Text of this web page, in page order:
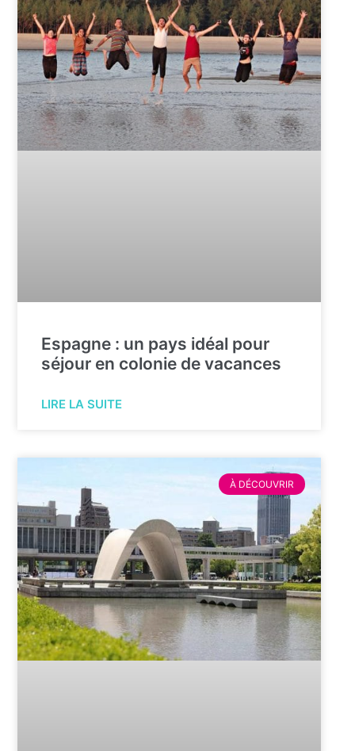
Espagne : un pays idéal pour
séjour en colonie de vacances
LIRE LA SUITE
À DÉCOUVRIR